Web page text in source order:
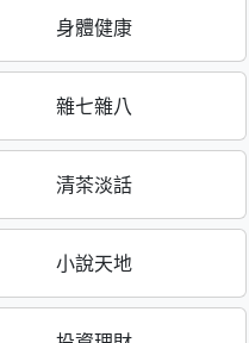
身體健康
雜七雜八
清茶淡話
小說天地